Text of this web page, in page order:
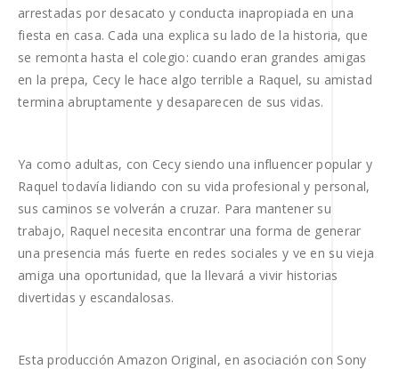
arrestadas por desacato y conducta inapropiada en una
fiesta en casa. Cada una explica su lado de la historia, que
se remonta hasta el colegio: cuando eran grandes amigas
en la prepa, Cecy le hace algo terrible a Raquel, su amistad
termina abruptamente y desaparecen de sus vidas.
Ya como adultas, con Cecy siendo una influencer popular y
Raquel todavía lidiando con su vida profesional y personal,
sus caminos se volverán a cruzar. Para mantener su
trabajo, Raquel necesita encontrar una forma de generar
una presencia más fuerte en redes sociales y ve en su vieja
amiga una oportunidad, que la llevará a vivir historias
divertidas y escandalosas.
Esta producción Amazon Original, en asociación con Sony